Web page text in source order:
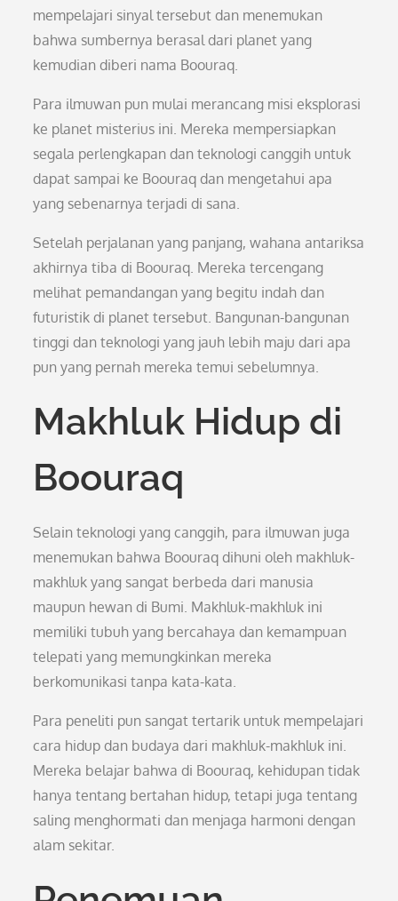
mempelajari sinyal tersebut dan menemukan
bahwa sumbernya berasal dari planet yang
kemudian diberi nama Boouraq.
Para ilmuwan pun mulai merancang misi eksplorasi
ke planet misterius ini. Mereka mempersiapkan
segala perlengkapan dan teknologi canggih untuk
dapat sampai ke Boouraq dan mengetahui apa
yang sebenarnya terjadi di sana.
Setelah perjalanan yang panjang, wahana antariksa
akhirnya tiba di Boouraq. Mereka tercengang
melihat pemandangan yang begitu indah dan
futuristik di planet tersebut. Bangunan-bangunan
tinggi dan teknologi yang jauh lebih maju dari apa
pun yang pernah mereka temui sebelumnya.
Makhluk Hidup di
Boouraq
Selain teknologi yang canggih, para ilmuwan juga
menemukan bahwa Boouraq dihuni oleh makhluk-
makhluk yang sangat berbeda dari manusia
maupun hewan di Bumi. Makhluk-makhluk ini
memiliki tubuh yang bercahaya dan kemampuan
telepati yang memungkinkan mereka
berkomunikasi tanpa kata-kata.
Para peneliti pun sangat tertarik untuk mempelajari
cara hidup dan budaya dari makhluk-makhluk ini.
Mereka belajar bahwa di Boouraq, kehidupan tidak
hanya tentang bertahan hidup, tetapi juga tentang
saling menghormati dan menjaga harmoni dengan
alam sekitar.